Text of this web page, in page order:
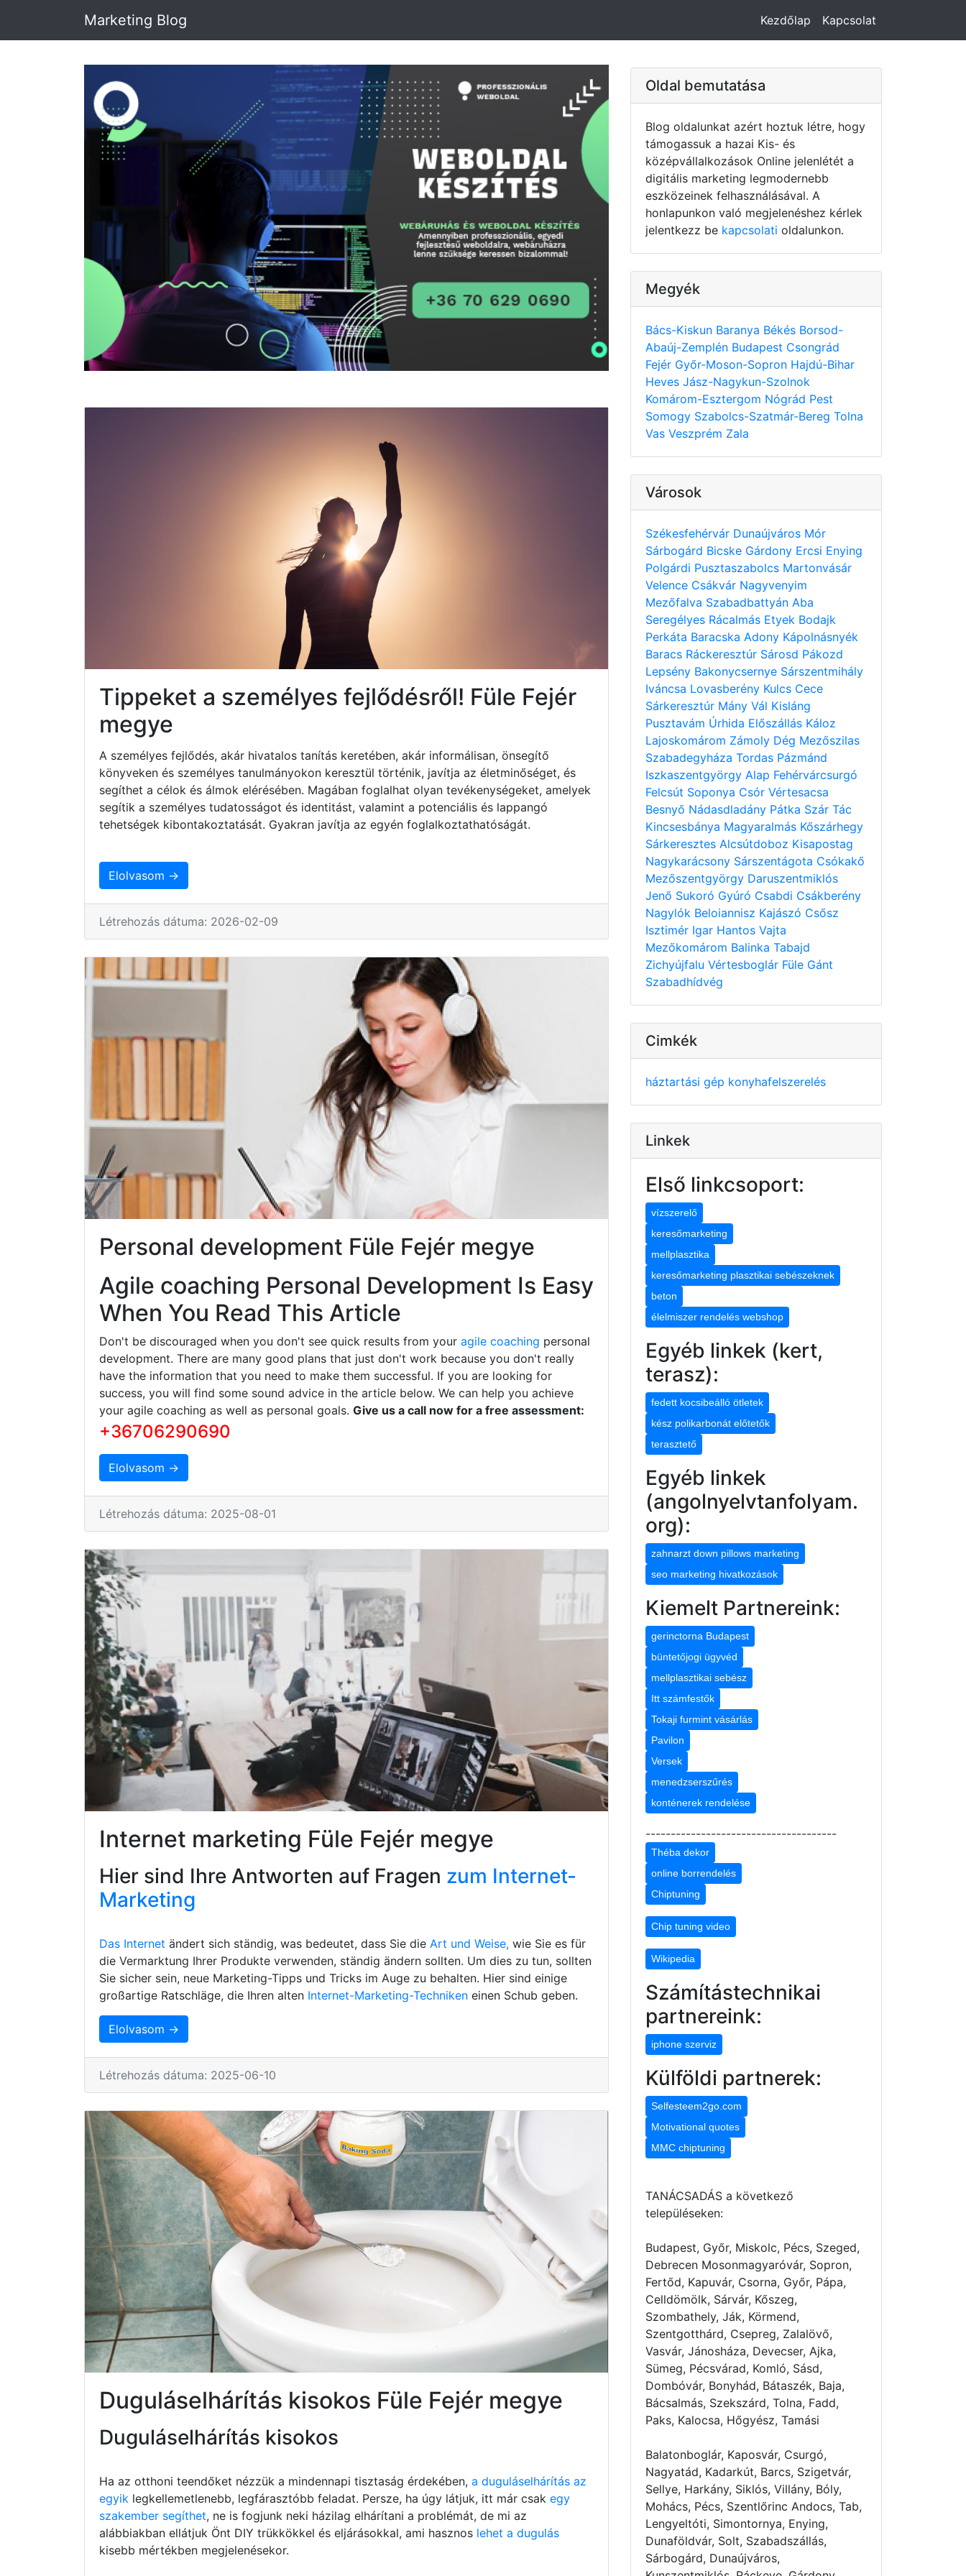
Marketing Blog Kezdőlap Kapcsolat
Tippeket a személyes fejlődésről! Füle Fejér
megye
A személyes fejlődés, akár hivatalos tanítás keretében, akár informálisan, önsegítő
könyveken és személyes tanulmányokon keresztül történik, javítja az életminőséget, és
segíthet a célok és álmok elérésében. Magában foglalhat olyan tevékenységeket, amelyek
segítik a személyes tudatosságot és identitást, valamint a potenciális és lappangó
tehetségek kibontakoztatását. Gyakran javítja az egyén foglalkoztathatóságát.
Elolvasom →
Létrehozás dátuma: 2026-02-09
Personal development Füle Fejér megye
Agile coaching Personal Development Is Easy
When You Read This Article
Don't be discouraged when you don't see quick results from your agile coaching personal
development. There are many good plans that just don't work because you don't really
have the information that you need to make them successful. If you are looking for
success, you will find some sound advice in the article below. We can help you achieve
your agile coaching as well as personal goals. Give us a call now for a free assessment:
+36706290690
Elolvasom →
Létrehozás dátuma: 2025-08-01
Internet marketing Füle Fejér megye
Hier sind Ihre Antworten auf Fragen zum Internet-
Marketing
Das Internet ändert sich ständig, was bedeutet, dass Sie die Art und Weise, wie Sie es für
die Vermarktung Ihrer Produkte verwenden, ständig ändern sollten. Um dies zu tun, sollten
Sie sicher sein, neue Marketing-Tipps und Tricks im Auge zu behalten. Hier sind einige
großartige Ratschläge, die Ihren alten Internet-Marketing-Techniken einen Schub geben.
Elolvasom →
Létrehozás dátuma: 2025-06-10
Duguláselhárítás kisokos Füle Fejér megye
Duguláselhárítás kisokos
Ha az otthoni teendőket nézzük a mindennapi tisztaság érdekében, a duguláselhárítás az
egyik legkellemetlenebb, legfárasztóbb feladat. Persze, ha úgy látjuk, itt már csak egy
szakember segíthet, ne is fogjunk neki házilag elhárítani a problémát, de mi az
alábbiakban ellátjuk Önt DIY trükkökkel és eljárásokkal, ami hasznos lehet a dugulás
kisebb mértékben megjelenésekor.
Oldal bemutatása
Blog oldalunkat azért hoztuk létre, hogy
támogassuk a hazai Kis- és
középvállalkozások Online jelenlétét a
digitális marketing legmodernebb
eszközeinek felhasználásával. A
honlapunkon való megjelenéshez kérlek
jelentkezz be kapcsolati oldalunkon.
Megyék
Bács-Kiskun Baranya Békés Borsod-
Abaúj-Zemplén Budapest Csongrád
Fejér Győr-Moson-Sopron Hajdú-Bihar
Heves Jász-Nagykun-Szolnok
Komárom-Esztergom Nógrád Pest
Somogy Szabolcs-Szatmár-Bereg Tolna
Vas Veszprém Zala
Városok
Székesfehérvár Dunaújváros Mór
Sárbogárd Bicske Gárdony Ercsi Enying
Polgárdi Pusztaszabolcs Martonvásár
Velence Csákvár Nagyvenyim
Mezőfalva Szabadbattyán Aba
Seregélyes Rácalmás Etyek Bodajk
Perkáta Baracska Adony Kápolnásnyék
Baracs Ráckeresztúr Sárosd Pákozd
Lepsény Bakonycsernye Sárszentmihály
Iváncsa Lovasberény Kulcs Cece
Sárkeresztúr Mány Vál Kisláng
Pusztavám Úrhida Előszállás Káloz
Lajoskomárom Zámoly Dég Mezőszilas
Szabadegyháza Tordas Pázmánd
Iszkaszentgyörgy Alap Fehérvárcsurgó
Felcsút Soponya Csór Vértesacsa
Besnyő Nádasdladány Pátka Szár Tác
Kincsesbánya Magyaralmás Kőszárhegy
Sárkeresztes Alcsútdoboz Kisapostag
Nagykarácsony Sárszentágota Csókakő
Mezőszentgyörgy Daruszentmiklós
Jenő Sukoró Gyúró Csabdi Csákberény
Nagylók Beloiannisz Kajászó Csősz
Isztimér Igar Hantos Vajta
Mezőkomárom Balinka Tabajd
Zichyújfalu Vértesboglár Füle Gánt
Szabadhídvég
Cimkék
háztartási gép konyhafelszerelés
Linkek
Első linkcsoport:
vízszerelő
keresőmarketing
mellplasztika
keresőmarketing plasztikai sebészeknek
beton
élelmiszer rendelés webshop
Egyéb linkek (kert,
terasz):
fedett kocsibeálló ötletek
kész polikarbonát előtetők
terasztető
Egyéb linkek
(angolnyelvtanfolyam.
org):
zahnarzt down pillows marketing
seo marketing hivatkozások
Kiemelt Partnereink:
gerinctorna Budapest
büntetőjogi ügyvéd
mellplasztikai sebész
Itt számfestők
Tokaji furmint vásárlás
Pavilon
Versek
menedzserszűrés
konténerek rendelése
--------------------------------------
Théba dekor
online borrendelés
Chiptuning
Chip tuning video
Wikipedia
Számítástechnikai
partnereink:
iphone szerviz
Külföldi partnerek:
Selfesteem2go.com
Motivational quotes
MMC chiptuning
TANÁCSADÁS a következő
településeken:
Budapest, Győr, Miskolc, Pécs, Szeged,
Debrecen Mosonmagyaróvár, Sopron,
Fertőd, Kapuvár, Csorna, Győr, Pápa,
Celldömölk, Sárvár, Kőszeg,
Szombathely, Ják, Körmend,
Szentgotthárd, Csepreg, Zalalövő,
Vasvár, Jánosháza, Devecser, Ajka,
Sümeg, Pécsvárad, Komló, Sásd,
Dombóvár, Bonyhád, Bátaszék, Baja,
Bácsalmás, Szekszárd, Tolna, Fadd,
Paks, Kalocsa, Hőgyész, Tamási
Balatonboglár, Kaposvár, Csurgó,
Nagyatád, Kadarkút, Barcs, Szigetvár,
Sellye, Harkány, Siklós, Villány, Bóly,
Mohács, Pécs, Szentlőrinc Andocs, Tab,
Lengyeltóti, Simontornya, Enying,
Dunaföldvár, Solt, Szabadszállás,
Sárbogárd, Dunaújváros,